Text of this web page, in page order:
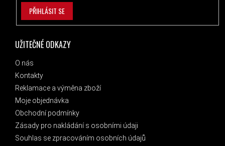
UŽITEČNÉ ODKAZY
O nás
Kontakty
Reklamace a výměna zboží
Moje objednávka
Obchodní podmínky
Zásady pro nakládání s osobními údaji
Souhlas se zpracováním osobních údajů
PŘIHLÁSIT SE